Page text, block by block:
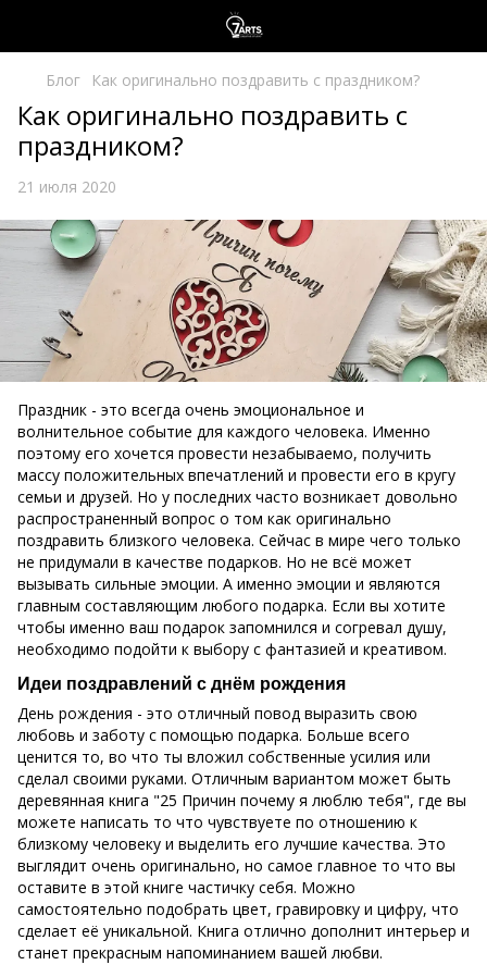
Блог Как оригинально поздравить с праздником?
Как оригинально поздравить с
праздником?
21 июля 2020
Праздник - это всегда очень эмоциональное и
волнительное событие для каждого человека. Именно
поэтому его хочется провести незабываемо, получить
массу положительных впечатлений и провести его в кругу
семьи и друзей. Но у последних часто возникает довольно
распространенный вопрос о том как оригинально
поздравить близкого человека. Сейчас в мире чего только
не придумали в качестве подарков. Но не всё может
вызывать сильные эмоции. А именно эмоции и являются
главным составляющим любого подарка. Если вы хотите
чтобы именно ваш подарок запомнился и согревал душу,
необходимо подойти к выбору с фантазией и креативом.
Идеи поздравлений с днём рождения
День рождения - это отличный повод выразить свою
любовь и заботу с помощью подарка. Больше всего
ценится то, во что ты вложил собственные усилия или
сделал своими руками. Отличным вариантом может быть
деревянная книга "25 Причин почему я люблю тебя", где вы
можете написать то что чувствуете по отношению к
близкому человеку и выделить его лучшие качества. Это
выглядит очень оригинально, но самое главное то что вы
оставите в этой книге частичку себя. Можно
самостоятельно подобрать цвет, гравировку и цифру, что
сделает её уникальной. Книга отлично дополнит интерьер и
станет прекрасным напоминанием вашей любви.